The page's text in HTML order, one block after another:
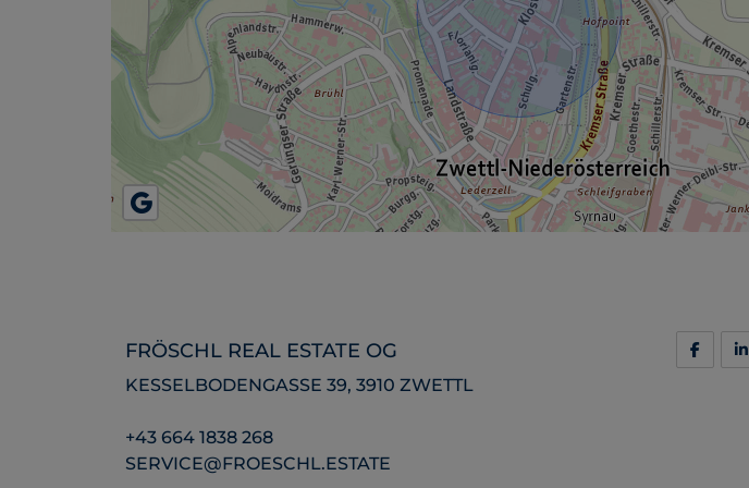
FRÖSCHL REAL ESTATE OG
KESSELBODENGASSE 39, 3910 ZWETTL
+43 664 1838 268
SERVICE@FROESCHL.ESTATE